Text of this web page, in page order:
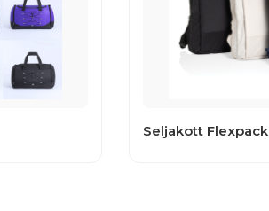
Seljakott Flexpack